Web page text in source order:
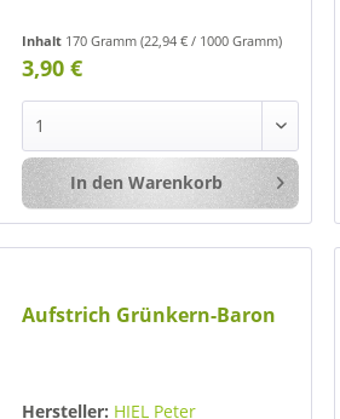
Inhalt 170 Gramm(22,94 € / 1000 Gramm)
3,90 €
In den Warenkorb
Aufstrich Grünkern-Baron
Hersteller: HIEL Peter